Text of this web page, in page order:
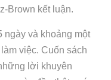
Brown kết luận.
ngày và khoảng một
việc. Cuốn sách
lời khuyên